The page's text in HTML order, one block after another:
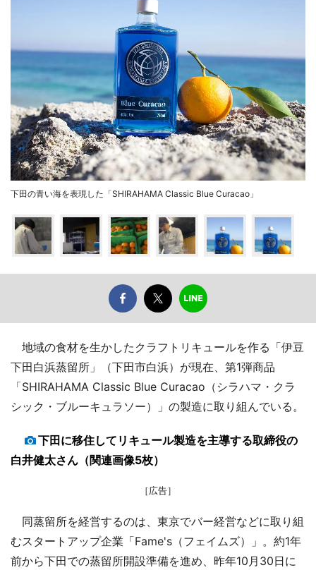
下田の青い海を表現した「SHIRAHAMA Classic Blue Curacao」
地域の食材を生かしたクラフトリキュールを作る「伊豆
下田白浜蒸留所」（下田市白浜）が現在、第1弾商品
「SHIRAHAMA Classic Blue Curacao（シラハマ・クラ
シック・ブルーキュラソー）」の製造に取り組んでいる。
下田に移住してリキュール製造を主導する取締役の
白井健太さん（関連画像5枚）
［広告］
同蒸留所を経営するのは、東京でバー経営などに取り組
むスタートアップ企業「Fame's（フェイムズ）」。約1年
前から下田での蒸留所開設準備を進め、昨年10月30日に